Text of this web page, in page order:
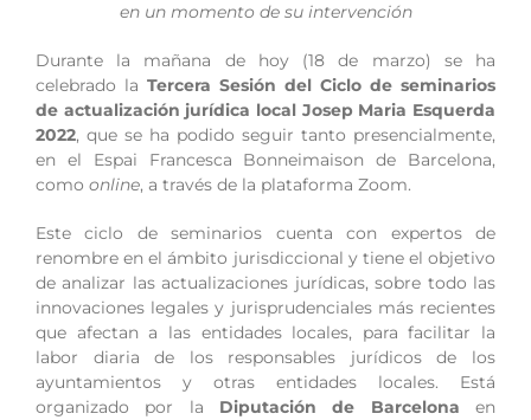
en un momento de su intervención
Durante la mañana de hoy (18 de marzo) se ha
celebrado la Tercera Sesión del Ciclo de seminarios
de actualización jurídica local Josep Maria Esquerda
2022, que se ha podido seguir tanto presencialmente,
en el Espai Francesca Bonneimaison de Barcelona,
como online, a través de la plataforma Zoom.
Este ciclo de seminarios cuenta con expertos de
renombre en el ámbito jurisdiccional y tiene el objetivo
de analizar las actualizaciones jurídicas, sobre todo las
innovaciones legales y jurisprudenciales más recientes
que afectan a las entidades locales, para facilitar la
labor diaria de los responsables jurídicos de los
ayuntamientos y otras entidades locales. Está
organizado por la Diputación de Barcelona en